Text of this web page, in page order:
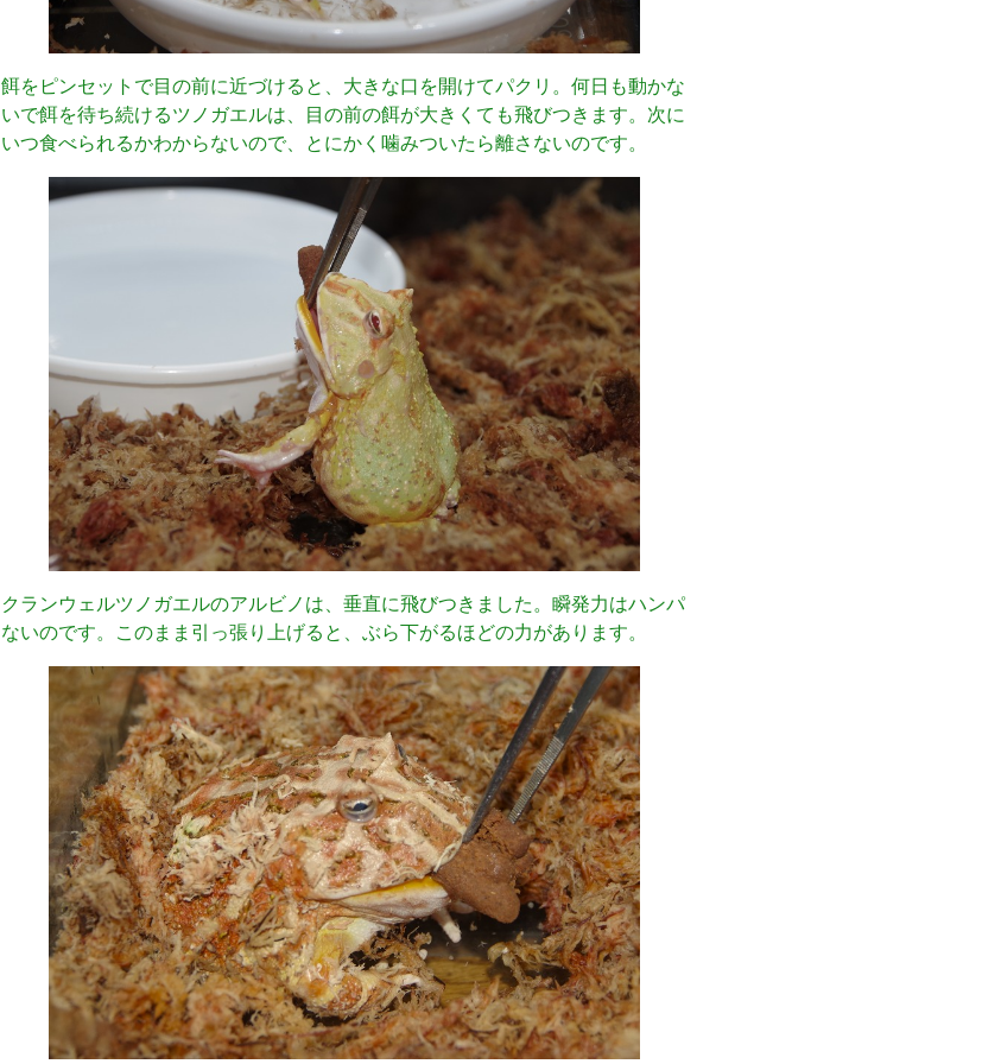
餌をピンセットで目の前に近づけると、大きな口を開けてパクリ。何日も動かな
いで餌を待ち続けるツノガエルは、目の前の餌が大きくても飛びつきます。次に
いつ食べられるかわからないので、とにかく噛みついたら離さないのです。
クランウェルツノガエルのアルビノは、垂直に飛びつきました。瞬発力はハンパ
ないのです。このまま引っ張り上げると、ぶら下がるほどの力があります。